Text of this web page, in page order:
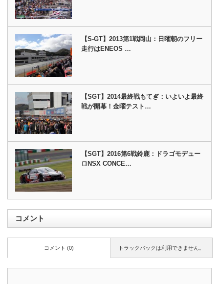
【S-GT】2013第1戦岡山：日曜朝のフリー
走行はENEOS …
【SGT】2014最終戦もてぎ：いよいよ最終
戦が開幕！金曜テスト…
【SGT】2016第6戦鈴鹿：ドラゴモデュー
ロNSX CONCE…
コメント
トラックバックは利用できません。
コメント (0)